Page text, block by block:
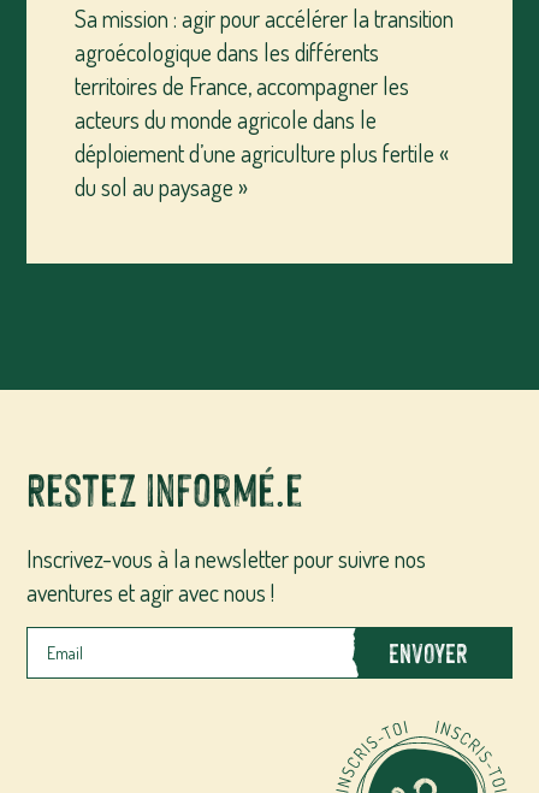
Sa mission : agir pour accélérer la transition
agroécologique dans les différents
territoires de France, accompagner les
acteurs du monde agricole dans le
déploiement d’une agriculture plus fertile «
du sol au paysage »
Restez informé.e
Inscrivez-vous à la newsletter pour suivre nos
aventures et agir avec nous !
ENVOYER